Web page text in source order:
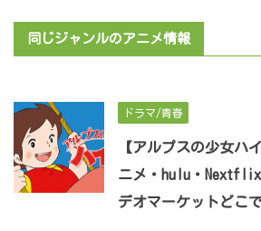
同じジャンルのアニメ情報
ドラマ/青春
【アルプスの少女ハ
ニメ・hulu・Nextflix
デオマーケットどこ